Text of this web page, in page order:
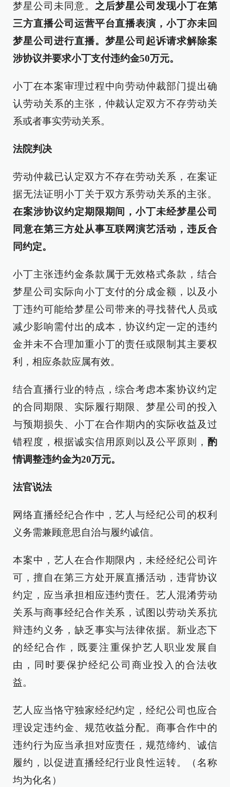
梦星公司未同意。
之后梦星公司发现小丁在第
三方直播公司运营平台直播表演，小丁亦未回
梦星公司进行直播。梦星公司起诉请求解除案
涉协议并要求小丁支付违约金50万元。
小丁在本案审理过程中向劳动仲裁部门提出确
认劳动关系的主张，仲裁认定双方不存劳动关
系或者事实劳动关系。
法院判决
劳动仲裁已认定双方不存在劳动关系，在案证
据无法证明小丁关于双方系劳动关系的主张。
在案涉协议约定期限期间，小丁未经梦星公司
同意在第三方处从事互联网演艺活动，违反合
同约定。
小丁主张违约金条款属于无效格式条款，结合
梦星公司实际向小丁支付的分成金额，以及小
丁违约可能给梦星公司带来的寻找替代人员或
减少影响需付出的成本，协议约定一定的违约
金并未不合理加重小丁的责任或限制其主要权
利，相应条款应属有效。
结合直播行业的特点，综合考虑本案协议约定
的合同期限、实际履行期限、梦星公司的投入
与预期损失、小丁在合作期内的实际收益及过
错程度，根据诚实信用原则以及公平原则， 酌
情调整违约金为20万元。
法官说法
网络直播经纪合作中，艺人与经纪公司的权利
义务需兼顾意思自治与履约诚信。
本案中，艺人在合作期限内，未经经纪公司许
可，擅自在第三方处开展直播活动，违背协议
约定，应当承担相应违约责任。艺人混淆劳动
关系与商事经纪合作关系，试图以劳动关系抗
辩违约义务，缺乏事实与法律依据。新业态下
的经纪合作，既要注重保护艺人职业发展自
由，同时要保护经纪公司商业投入的合法收
益。
艺人应当恪守独家经纪约定，经纪公司也应合
理设定违约金、规范收益分配。商事合作中的
违约行为应当承担对应责任，规范缔约、诚信
履约，以促进直播经纪行业良性运转。（名称
均为化名）